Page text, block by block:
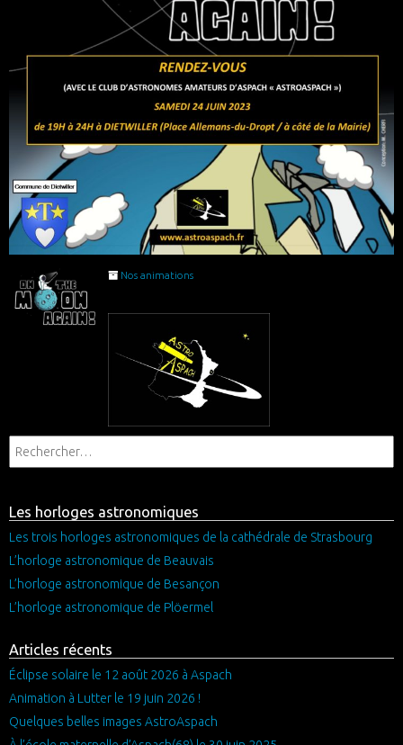
Nos animations
Les horloges astronomiques
Les trois horloges astronomiques de la cathédrale de Strasbourg
L’horloge astronomique de Beauvais
L’horloge astronomique de Besançon
L’horloge astronomique de Plöermel
Articles récents
Éclipse solaire le 12 août 2026 à Aspach
Animation à Lutter le 19 juin 2026 !
Quelques belles images AstroAspach